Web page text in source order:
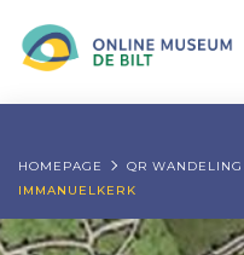
HOMEPAGE QR WANDELING
IMMANUELKERK